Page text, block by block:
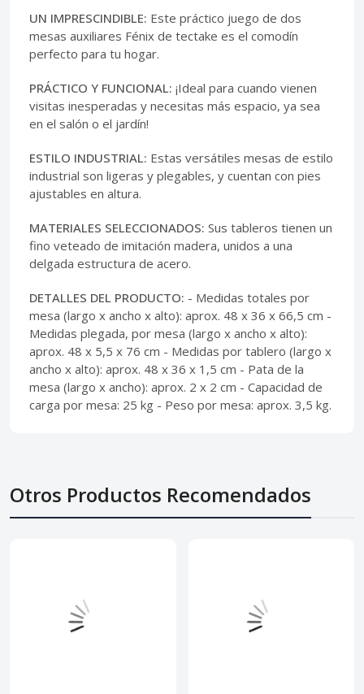
UN IMPRESCINDIBLE: Este práctico juego de dos
mesas auxiliares Fénix de tectake es el comodín
perfecto para tu hogar.
PRÁCTICO Y FUNCIONAL: ¡Ideal para cuando vienen
visitas inesperadas y necesitas más espacio, ya sea
en el salón o el jardín!
ESTILO INDUSTRIAL: Estas versátiles mesas de estilo
industrial son ligeras y plegables, y cuentan con pies
ajustables en altura.
MATERIALES SELECCIONADOS: Sus tableros tienen un
fino veteado de imitación madera, unidos a una
delgada estructura de acero.
DETALLES DEL PRODUCTO: - Medidas totales por
mesa (largo x ancho x alto): aprox. 48 x 36 x 66,5 cm -
Medidas plegada, por mesa (largo x ancho x alto):
aprox. 48 x 5,5 x 76 cm - Medidas por tablero (largo x
ancho x alto): aprox. 48 x 36 x 1,5 cm - Pata de la
mesa (largo x ancho): aprox. 2 x 2 cm - Capacidad de
carga por mesa: 25 kg - Peso por mesa: aprox. 3,5 kg.
Otros Productos Recomendados